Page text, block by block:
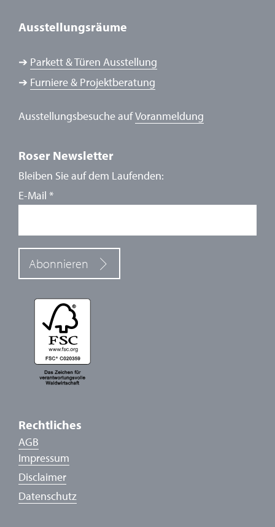
Ausstellungsräume
➔ Parkett & Türen Ausstellung
➔ Furniere & Projektberatung
Ausstellungsbesuche aufVoranmeldung
Roser Newsletter
Bleiben Sie auf dem Laufenden:
E-Mail *
Abonnieren
Rechtliches
AGB
Impressum
Disclaimer
Datenschutz